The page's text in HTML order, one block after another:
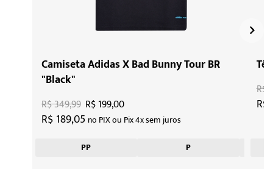
Camiseta Adidas X Bad Bunny Tour BR
"Black"
R$ 189,05 no PIX ou Pix 4x sem juros
R$ 349,99 R$ 199,00
PP P
R$